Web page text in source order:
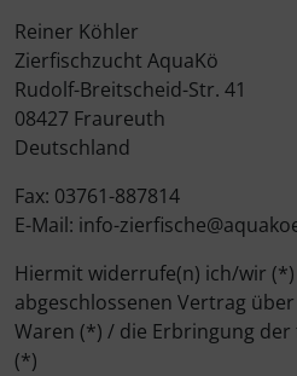
Reiner Köhler
Zierfischzucht AquaKö
Rudolf-Breitscheid-Str. 41
08427 Fraureuth
Deutschland
Fax: 03761-887814
E-Mail: info-
Hiermit widerrufe(n) ich/wir
abgeschlossenen Vertrag
Waren (*) / die Erbringung
(*)